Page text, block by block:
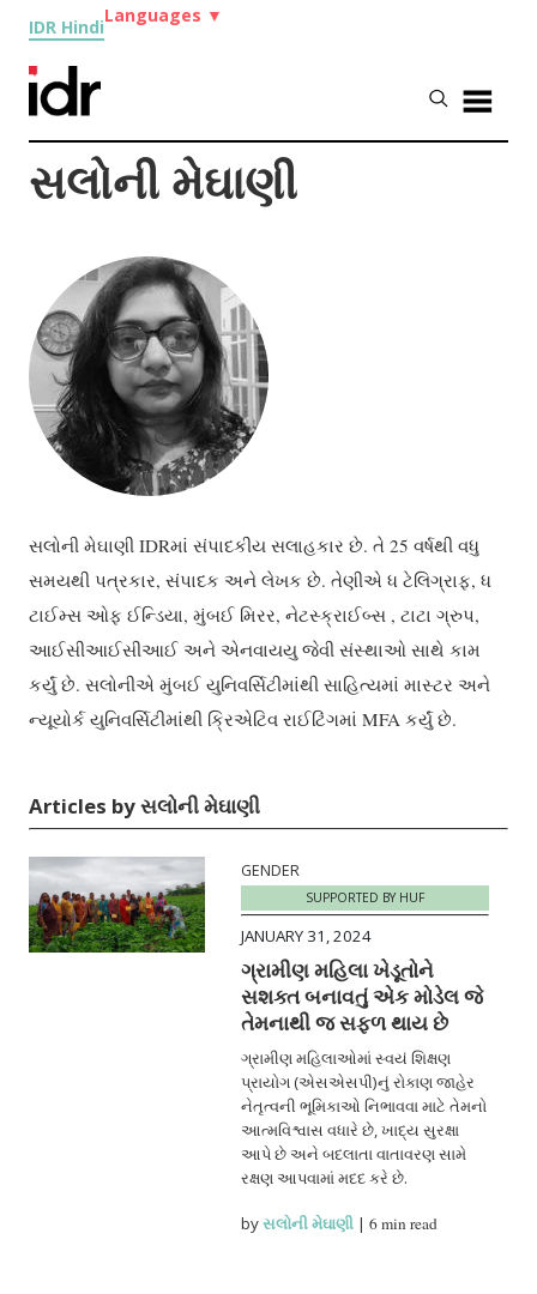
IDR Hindi
Languages ▼
સલોની મેઘાણી
સલોની મેઘાણી IDRમાં સંપાદકીય સલાહકાર છે. તે 25 વર્ષથી વધુ
સમયથી પત્રકાર, સંપાદક અને લેખક છે. તેણીએ ધ ટેલિગ્રાફ, ધ
ટાઈમ્સ ઓફ ઈન્ડિયા, મુંબઈ મિરર, નેટસ્ક્રાઈબ્સ , ટાટા ગ્રુપ,
આઈસીઆઈસીઆઈ અને એનવાયયુ જેવી સંસ્થાઓ સાથે કામ
કર્યું છે. સલોનીએ મુંબઈ યુનિવર્સિટીમાંથી સાહિત્યમાં માસ્ટર અને
ન્યૂયોર્ક યુનિવર્સિટીમાંથી ક્રિએટિવ રાઈટિંગમાં MFA કર્યું છે.
Articles by સલોની મેઘાણી
GENDER
SUPPORTED BY HUF
JANUARY 31, 2024
ગ્રામીણ મહિલા ખેડૂતોને
સશક્ત બનાવતું એક મોડેલ જે
તેમનાથી જ સફળ થાય છે
ગ્રામીણ મહિલાઓમાં સ્વયં શિક્ષણ
પ્રાયોગ (એસએસપી)નું રોકાણ જાહેર
નેતૃત્વની ભૂમિકાઓ નિભાવવા માટે તેમનો
આત્મવિશ્વાસ વધારે છે, ખાદ્ય સુરક્ષા
આપે છે અને બદલાતા વાતાવરણ સામે
રક્ષણ આપવામાં મદદ કરે છે.
byસલોની મેઘાણી |6 min read